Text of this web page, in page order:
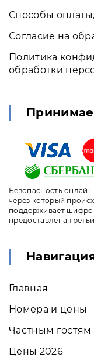
Способы
Согласие на
Политика
обработки
Безопасность
через который
поддерживает
предоставлена
Главная
Номера и цены
Частным гостям
Цены 2026